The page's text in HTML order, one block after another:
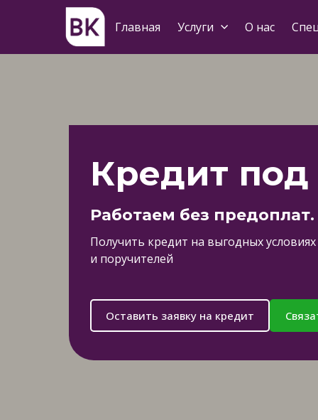
Главная Услуги О нас
Кредит
Работаем без
Получить кредит на выгодных
и поручителей
Оставить заявку на кредит